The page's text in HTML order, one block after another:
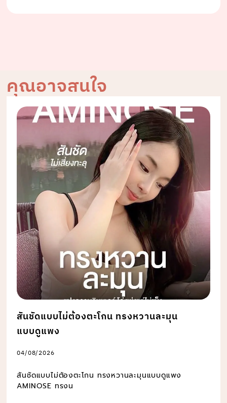
คุณอาจสนใจ
สันชัดแบบไม่ต้องตะโกน ทรงหวานละมุน
แบบดูแพง
04/08/2026
สันชัดแบบไม่ต้องตะโกน ทรงหวานละมุนแบบดูแพง
AMINOSE ทรงน